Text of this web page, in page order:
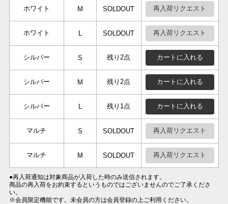
ホワイト M SOLDOUT 再入荷リクエスト
ホワイト SOLDOUT 再入荷リクエスト
シルバー S 残り2点 カートに入れる
シルバー M 残り2点 カートに入れる
シルバー 残り1点 カートに入れる
マルチ S SOLDOUT 再入荷リクエスト
マルチ M SOLDOUT 再入荷リクエスト
●再入荷通知は対象商品が入荷した時のみ送信されます。
商品の再入荷をお約束するというものではございませんのでご了承くださ
い。
※会員限定機能です。未会員の方は会員登録の上ご利用ください。